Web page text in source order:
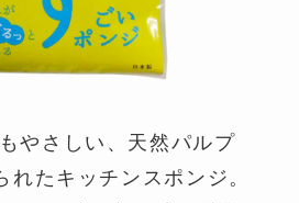
やさしい、天然パルプ
たキッチンスポンジ。